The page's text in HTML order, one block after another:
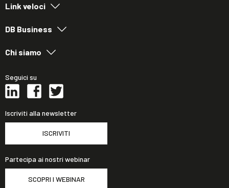
Link veloci
DB Business
Chi siamo
Seguici su
Iscriviti alla newsletter
ISCRIVITI
Partecipa ai nostri webinar
SCOPRI I WEBINAR